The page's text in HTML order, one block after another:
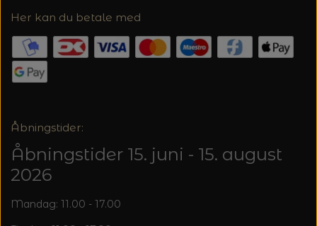
Her kan du betale med
Åbningstider:
Åbningstider 15. juni - 15. august
2026
Mandag: 11.00 - 17.00